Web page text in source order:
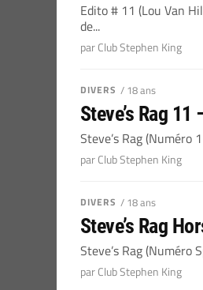
Edito # 11 (Lou Van
de...
par Club Stephen King
DIVERS / 18 ans
Steve’s Rag
Steve’s Rag
par Club Stephen King
DIVERS / 18 ans
Steve’s Rag
Steve’s Rag (Numéro
par Club Stephen King